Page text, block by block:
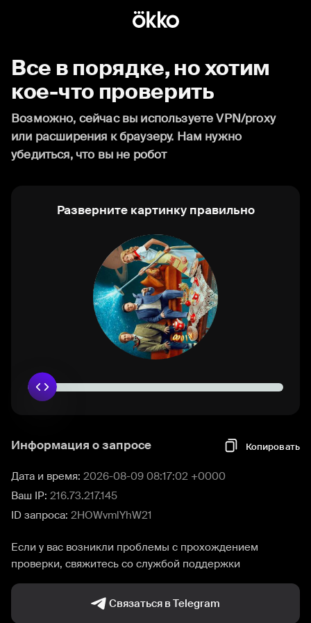
Все в порядке, но хотим
кое-что проверить
Возможно, сейчас вы используете VPN/proxy
или расширения к браузеру. Нам нужно
убедиться, что вы не робот
Разверните картинку правильно
Информация о запросе Копировать
Дата и время: 2026-08-09 08:17:02 +0000
Ваш IP: 216.73.217.145
ID запроса: 2HOWvmlYhW21
Если у вас возникли проблемы с прохождением
проверки, свяжитесь со службой поддержки
Связаться в Telegram